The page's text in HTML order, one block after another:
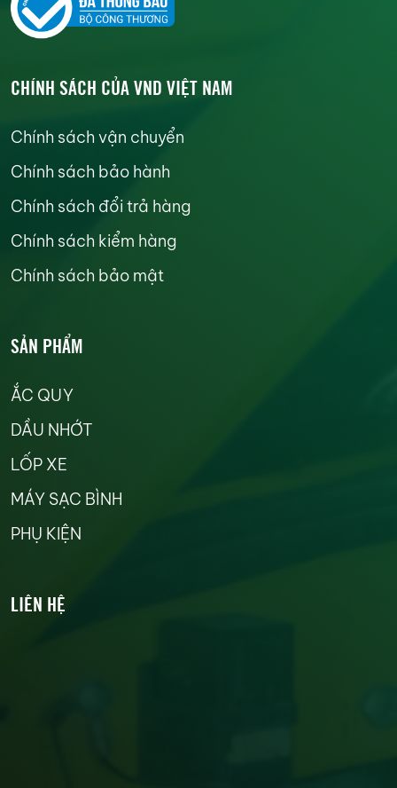
CHÍNH SÁCH CỦA VND VIỆT NAM
Chính sách vận chuyển
Chính sách bảo hành
Chính sách đổi trả hàng
Chính sách kiểm hàng
Chính sách bảo mật
SẢN PHẨM
ẮC QUY
DẦU NHỚT
LỐP XE
MÁY SẠC BÌNH
PHỤ KIỆN
LIÊN HỆ